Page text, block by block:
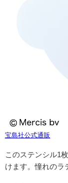
宝島社公式通販
このステンシル1
けます。憧れの